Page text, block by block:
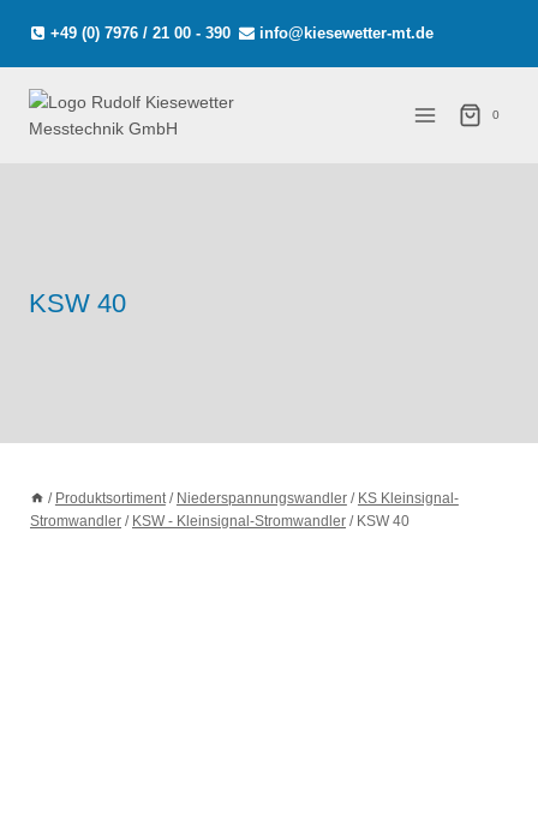
Inhalt
springen
+49 (0) 7976 / 21 00 - 390 info@kiesewetter-mt.de
0
KSW 40
/ Produktsortiment / Niederspannungswandler / KS Kleinsignal-
Stromwandler / KSW - Kleinsignal-Stromwandler / KSW 40